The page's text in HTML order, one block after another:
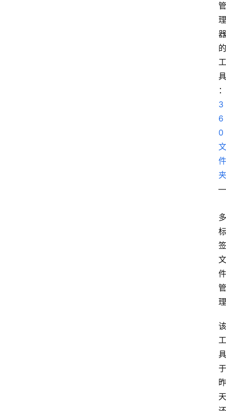
管
理
器
的
工
具
：
3
6
0
文
件
夹
—
多
标
签
文
件
管
理
该
工
具
于
昨
天